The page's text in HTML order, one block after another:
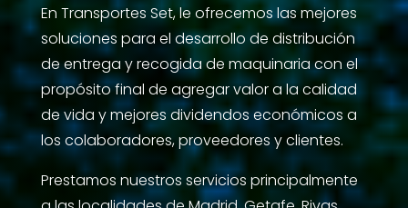
En Transportes Set, le ofrecemos las mejores
soluciones para el desarrollo de distribución
de entrega y recogida de maquinaria con el
propósito final de agregar valor a la calidad
de vida y mejores dividendos económicos a
los colaboradores, proveedores y clientes.
Prestamos nuestros servicios principalmente